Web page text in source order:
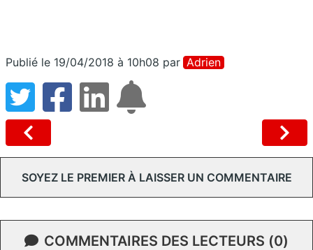
Publié le 19/04/2018 à 10h08 par Adrien
SOYEZ LE PREMIER À LAISSER UN COMMENTAIRE
COMMENTAIRES DES LECTEURS (0)